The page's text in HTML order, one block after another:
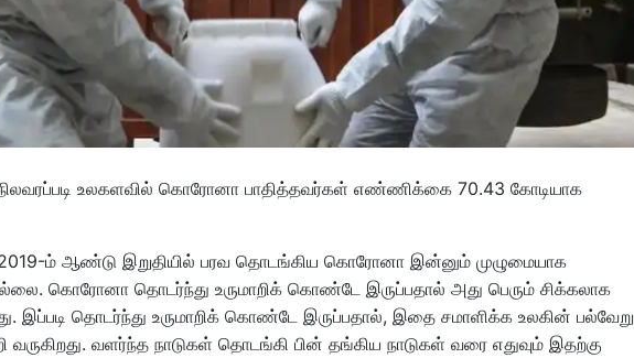
உலகளவில் கொரோனா பாதித்தவர்கள் எண்ணிக்கை 70.43 கோடியாக
ம் ஆண்டு இறுதியில் பரவ தொடங்கிய கொரோனா இன்னும் முழுமையாக
கொரோனா தொடர்ந்து உருமாறிக் கொண்டே இருப்பதால் அது பெரும் சிக்கலாக
இப்படி தொடர்ந்து உருமாறிக் கொண்டே இருப்பதால், இதை சமாளிக்க உலகின் பல்வேறு
வருகிறது. வளர்ந்த நாடுகள் தொடங்கி பின் தங்கிய நாடுகள் வரை எதுவும் இதற்கு